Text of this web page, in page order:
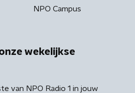
NPO Campus
wekelijkse
van NPO Radio 1 in jouw